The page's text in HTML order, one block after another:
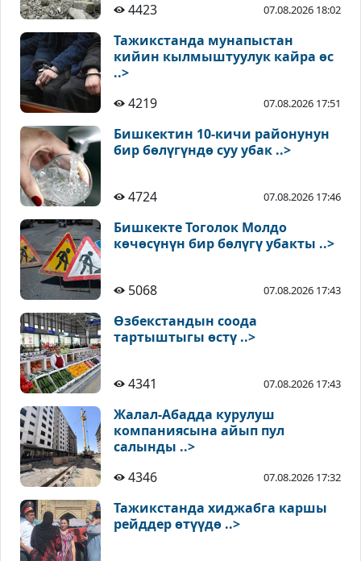
4423 07.08.2026 18:02
Тажикстанда мунапыстан
кийин кылмыштуулук кайра өс
..>
4219
07.08.2026 17:51
Бишкектин 10-кичи районунун
бир бөлүгүндө суу убак ..>
4724 07.08.2026 17:46
Бишкекте Тоголок Молдо
көчөсүнүн бир бөлүгү убакты ..>
5068 07.08.2026 17:43
Өзбекстандын соода
тартыштыгы өстү ..>
4341 07.08.2026 17:43
Жалал-Абадда курулуш
компаниясына айып пул
салынды ..>
4346
07.08.2026 17:32
Тажикстанда хиджабга каршы
рейддер өтүүдө ..>